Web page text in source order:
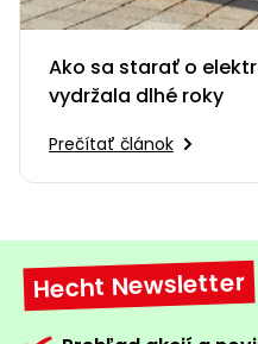
Ako sa starať o
vydržala dlhé roky
Prečítať článok
Hecht Newsletter